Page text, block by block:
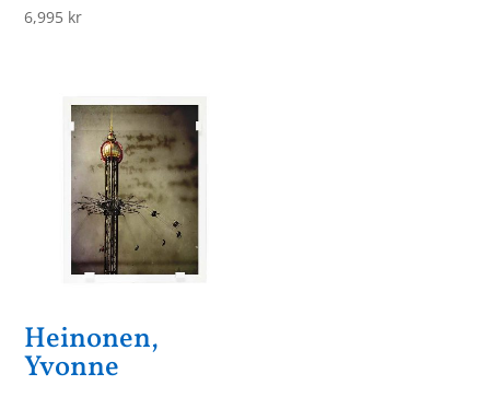
6,995 kr
Heinonen,
Yvonne